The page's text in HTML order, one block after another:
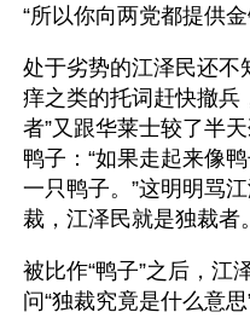
“所以你向两党都提供
处于劣势的江泽民还不
痒之类的托词赶快撤兵
者”又跟华莱士较了半
鸭子：“如果走起来像
一只鸭子。”这明明骂
裁，江泽民就是独裁者。
被比作“鸭子”之后，江
问“独裁究竟是什么意思